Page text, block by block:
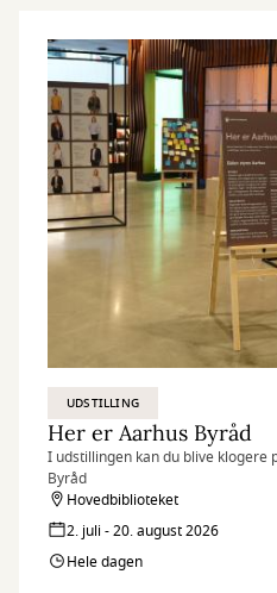
UDSTILLING
Her er Aarhus Byråd
I udstillingen kan du blive klogere
Byråd
Hovedbiblioteket
2. juli - 20. august 2026
Hele dagen